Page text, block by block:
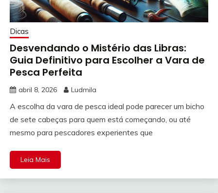
Dicas
Desvendando o Mistério das Libras:
Guia Definitivo para Escolher a Vara de
Pesca Perfeita
abril 8, 2026 Ludmila
A escolha da vara de pesca ideal pode parecer um bicho
de sete cabeças para quem está começando, ou até
mesmo para pescadores experientes que
Leia Mais